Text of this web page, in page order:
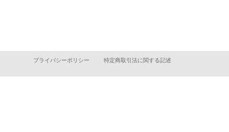
プライバシーポリシー 特定商取引法に関する記述